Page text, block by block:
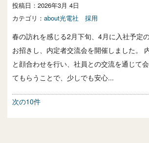
投稿日： 2026年3月 4日
カテゴリ： about光電社 採用
春の訪れを感じる2月下旬、4月に入社予定
お招きし、内定者交流会を開催しました。
と顔合わせを行い、社員との交流を通じて
てもらうことで、少しでも安心...
次の10件